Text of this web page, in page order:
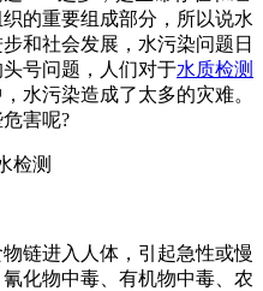
的重要组成部分，所以说水
和社会发展，水污染问题日
号问题，人们对于水质检测
水污染造成了太多的灾难。
害呢?
进入人体，引起急性或慢
化物中毒、有机物中毒、农